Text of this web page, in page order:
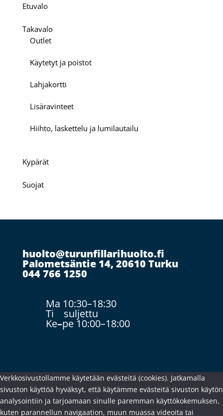
Etuvalo
Takavalo
Outlet
Käytetyt ja poistot
Lahjakortti
Lisäravinteet
Hiihto, laskettelu ja lumilautailu
Kypärät
Suojat
huolto@turunfillarihuolto.fi
Palometsäntie 14, 20610 Turku
044 766 1250
Ma 10:30–18:30
Ti suljettu
Ke–pe 10:00–18:00
Verkkosivustollamme käytetään evästeitä (cookies). Jatkamalla
sivuston käyttöä hyväksyt, että käytämme evästeitä sivuston käytön
analysointiin ja tarjoamaan sinulle paremman käyttökokemuksen,
kuten parannellun navigaation, muun muassa videoita tai